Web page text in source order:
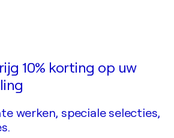
la tempête
10% korting op uw
werken, speciale selecties,